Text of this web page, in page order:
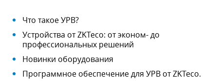
Что такое УРВ?
Устройства от ZKTeco: от эконом- до
профессиональных решений
Новинки оборудования
Программное обеспечение для УРВ от ZKTeco.